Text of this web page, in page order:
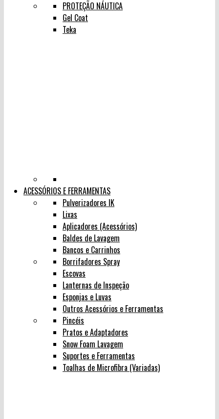
PROTEÇÃO NÁUTICA
Gel Coat
Teka
ACESSÓRIOS E FERRAMENTAS
Pulverizadores IK
Lixas
Aplicadores (Acessórios)
Baldes de Lavagem
Bancos e Carrinhos
Borrifadores Spray
Escovas
Lanternas de Inspeção
Esponjas e Luvas
Outros Acessórios e Ferramentas
Pincéis
Pratos e Adaptadores
Snow Foam Lavagem
Suportes e Ferramentas
Toalhas de Microfibra (Variadas)